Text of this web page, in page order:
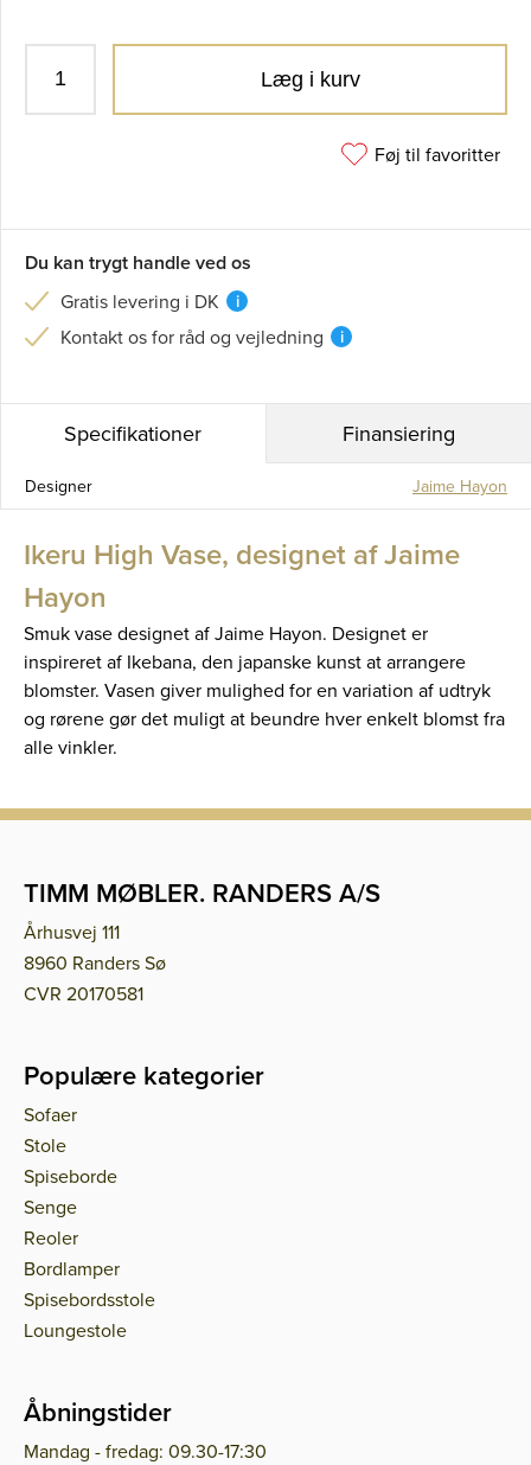
Læg i kurv
Føj til favoritter
Du kan trygt handle ved os
Gratis levering i DK i
Kontakt os for råd og vejledning i
Specifikationer Finansiering
Designer Jaime Hayon
Ikeru High Vase, designet af Jaime
Hayon
Smuk vase designet af Jaime Hayon. Designet er
inspireret af Ikebana, den japanske kunst at arrangere
blomster. Vasen giver mulighed for en variation af udtryk
og rørene gør det muligt at beundre hver enkelt blomst fra
alle vinkler.
TIMM MØBLER. RANDERS A/S
Århusvej 111
8960 Randers Sø
CVR 20170581
Populære kategorier
Sofaer
Stole
Spiseborde
Senge
Reoler
Bordlamper
Spisebordsstole
Loungestole
Åbningstider
Mandag - fredag: 09.30-17:30